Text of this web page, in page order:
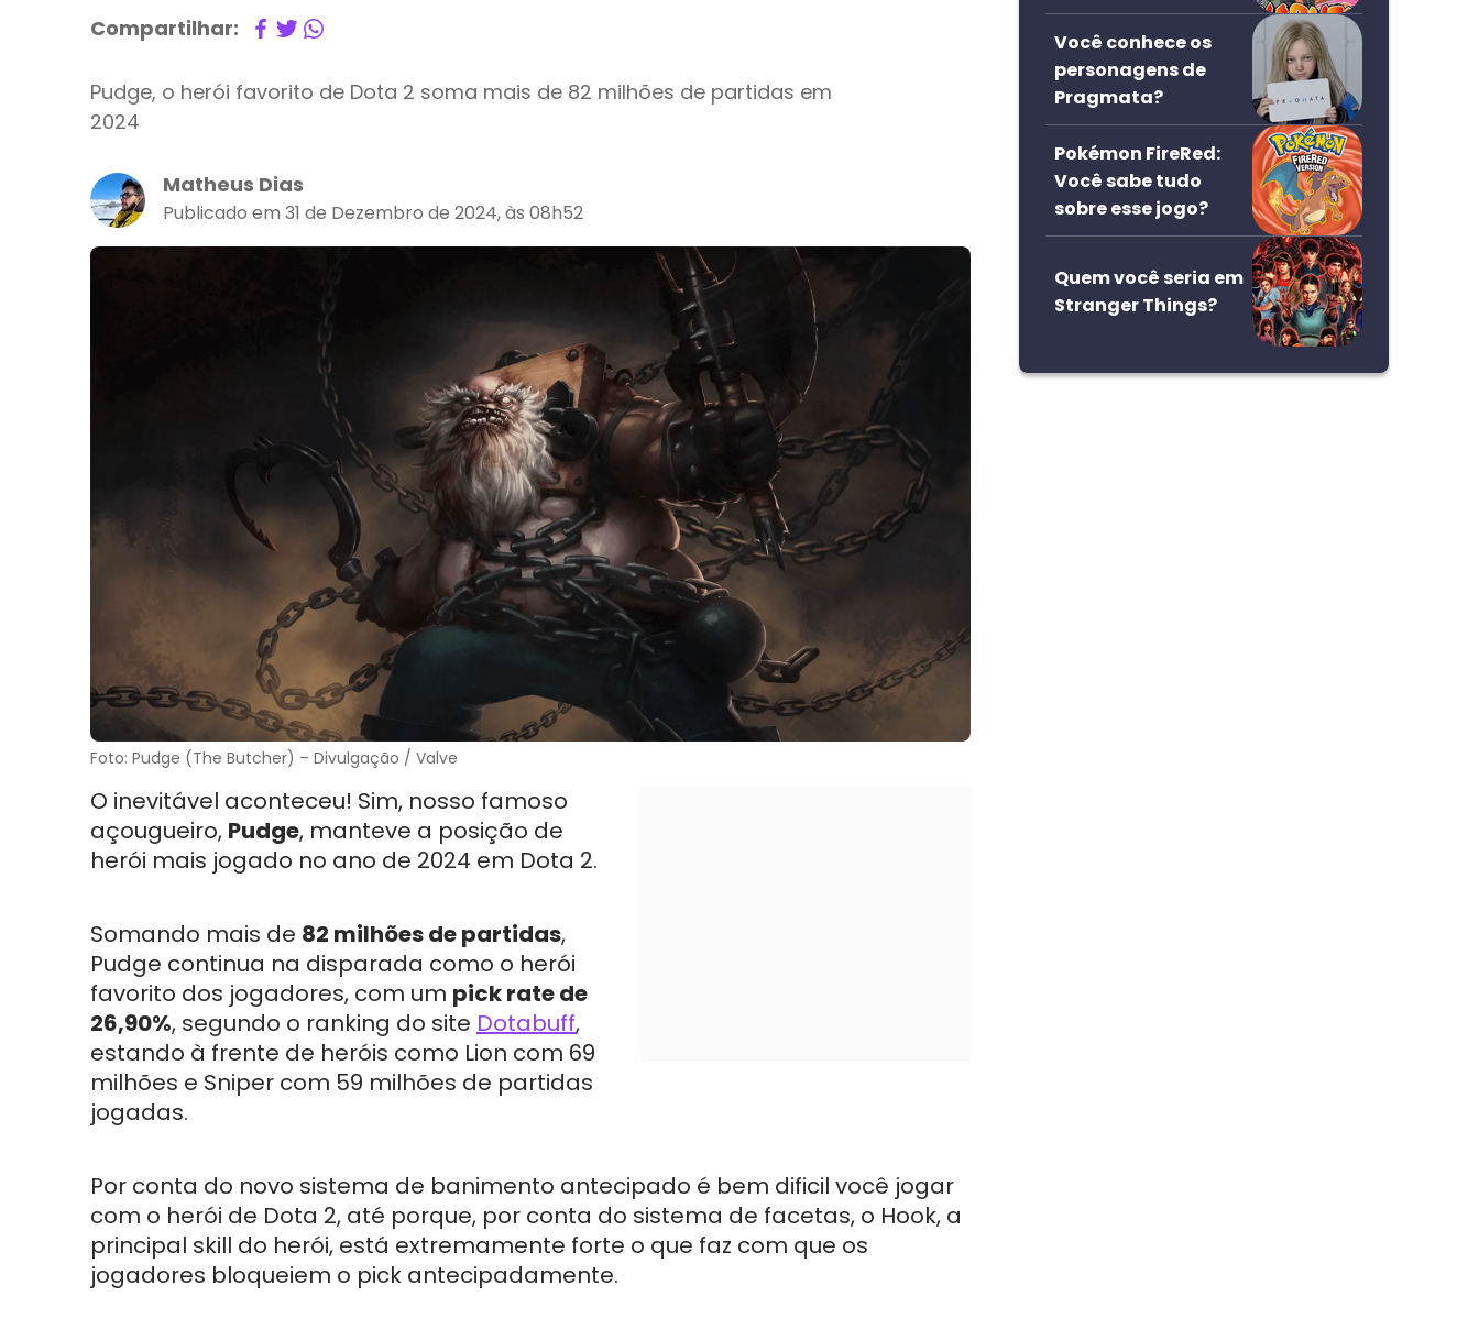
Compartilhar:
Pudge, o herói favorito de Dota 2 soma mais de 82 milhões de partidas em
2024
Matheus Dias
Publicado em 31 de Dezembro de 2024, às 08h52
Foto: Pudge (The Butcher) – Divulgação / Valve
O inevitável aconteceu! Sim, nosso famoso
açougueiro, Pudge, manteve a posição de
herói mais jogado no ano de 2024 em Dota 2.
Somando mais de 82 milhões de partidas,
Pudge continua na disparada como o herói
favorito dos jogadores, com um pick rate de
26,90%, segundo o ranking do site Dotabuff,
estando à frente de heróis como Lion com 69
milhões e Sniper com 59 milhões de partidas
jogadas.
Por conta do novo sistema de banimento antecipado é bem dificil você jogar
com o herói de Dota 2, até porque, por conta do sistema de facetas, o Hook, a
principal skill do herói, está extremamente forte o que faz com que os
jogadores bloqueiem o pick antecipadamente.
Você conhece os
personagens de
Pragmata?
Pokémon FireRed:
Você sabe tudo
sobre esse jogo?
Quem você seria em
Stranger Things?